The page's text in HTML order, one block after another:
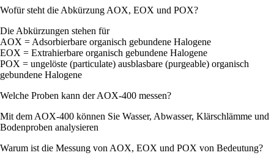
Wofür steht die Abkürzung AOX, EOX und POX?
Die Abkürzungen stehen für
AOX = Adsorbierbare organisch gebundene Halogene
EOX = Extrahierbare organisch gebundene Halogene
POX = ungelöste (particulate) ausblasbare (purgeable) organisch
gebundene Halogene
Welche Proben kann der AOX-400 messen?
Mit dem AOX-400 können Sie Wasser, Abwasser, Klärschlämme und
Bodenproben analysieren
Warum ist die Messung von AOX, EOX und POX von Bedeutung?